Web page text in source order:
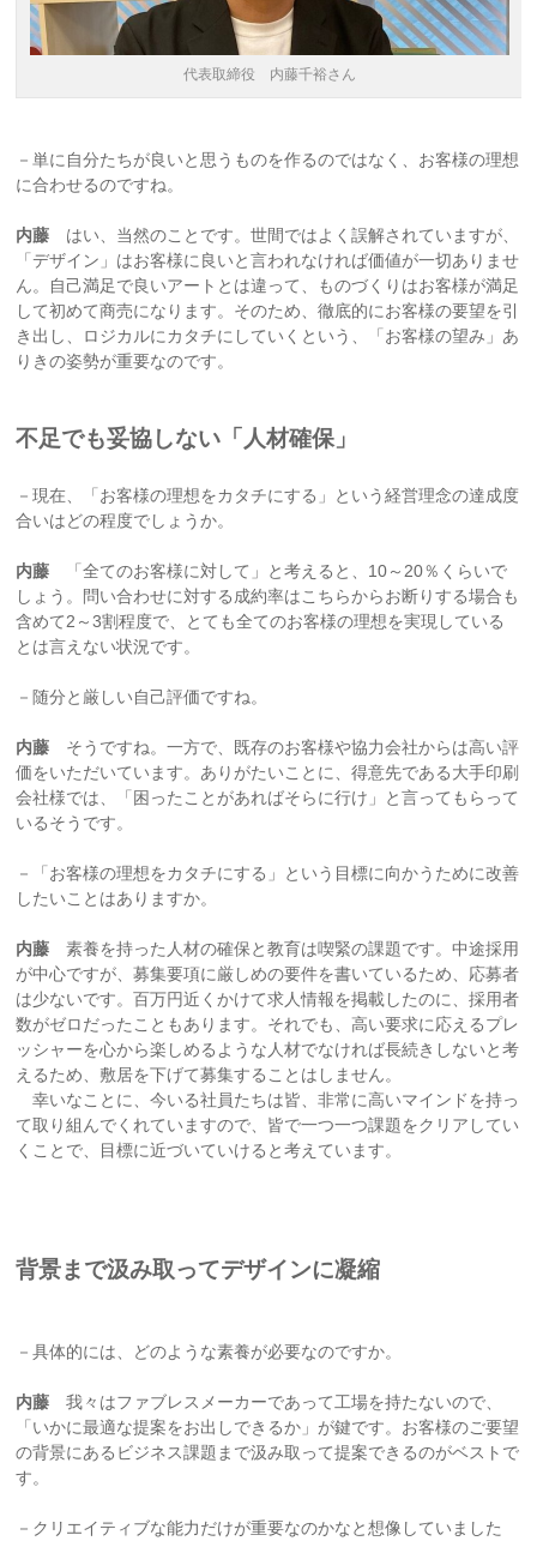
代表取締役 内藤千裕さん
－単に自分たちが良いと思うものを作るのではなく、お客様の理想
に合わせるのですね。
内藤 はい、当然のことです。世間ではよく誤解されていますが、
「デザイン」はお客様に良いと言われなければ価値が一切ありませ
ん。自己満足で良いアートとは違って、ものづくりはお客様が満足
して初めて商売になります。そのため、徹底的にお客様の要望を引
き出し、ロジカルにカタチにしていくという、「お客様の望み」あ
りきの姿勢が重要なのです。
不足でも妥協しない「人材確保」
－現在、「お客様の理想をカタチにする」という経営理念の達成度
合いはどの程度でしょうか。
内藤 「全てのお客様に対して」と考えると、10～20％くらいで
しょう。問い合わせに対する成約率はこちらからお断りする場合も
含めて2～3割程度で、とても全てのお客様の理想を実現している
とは言えない状況です。
－随分と厳しい自己評価ですね。
内藤 そうですね。一方で、既存のお客様や協力会社からは高い評
価をいただいています。ありがたいことに、得意先である大手印刷
会社様では、「困ったことがあればそらに行け」と言ってもらって
いるそうです。
－「お客様の理想をカタチにする」という目標に向かうために改善
したいことはありますか。
内藤 素養を持った人材の確保と教育は喫緊の課題です。中途採用
が中心ですが、募集要項に厳しめの要件を書いているため、応募者
は少ないです。百万円近くかけて求人情報を掲載したのに、採用者
数がゼロだったこともあります。それでも、高い要求に応えるプレ
ッシャーを心から楽しめるような人材でなければ長続きしないと考
えるため、敷居を下げて募集することはしません。
幸いなことに、今いる社員たちは皆、非常に高いマインドを持っ
て取り組んでくれていますので、皆で一つ一つ課題をクリアしてい
くことで、目標に近づいていけると考えています。
背景まで汲み取ってデザインに凝縮
－具体的には、どのような素養が必要なのですか。
内藤 我々はファブレスメーカーであって工場を持たないので、
「いかに最適な提案をお出しできるか」が鍵です。お客様のご要望
の背景にあるビジネス課題まで汲み取って提案できるのがベストで
す。
－クリエイティブな能力だけが重要なのかなと想像していました